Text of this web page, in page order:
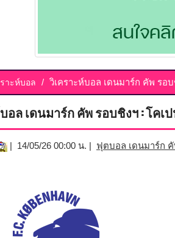
าะห์บอล วิเคราะห์บอล เดนมาร์ก คัพ รอ
อล เดนมาร์ก คัพ รอบชิงฯ : โคเ
| 14/05/26 00:00 น. | ฟุตบอล เดนมาร์ก